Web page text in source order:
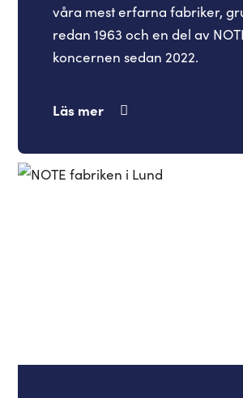
våra mest erfarna fabriker,
redan 1963 och en del av
koncernen sedan 2022.
Läs mer